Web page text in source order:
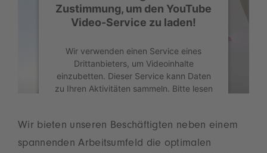
Zustimmung, um den YouTube
Video-Service zu laden!
Wir verwenden einen Service eines
Drittanbieters, um Videoinhalte
einzubetten. Dieser Service kann Daten
zu Ihren Aktivitäten sammeln. Bitte lesen
Video anzusehen.
Wir bieten unseren Beschäftigten neben einem
spannenden Arbeitsumfeld die optimalen